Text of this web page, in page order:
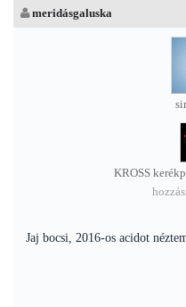
meridásgaluska
KROSS
Jaj bocsi, 2016-os acidot